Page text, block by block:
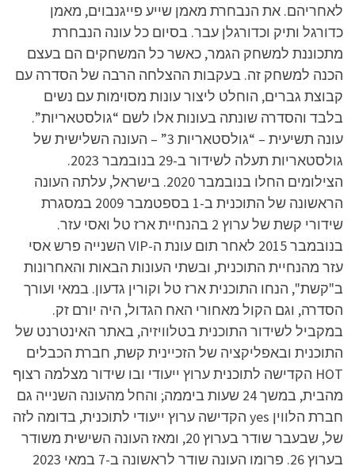
לאחריהם. את הנבחרת מאמן שייע פייגנבוים, מאמן
כדורגל ותיק וכדורגלן עבר. בסיום כל עונה הנבחרת
מתכוננת למשחק הגמר, כאשר כל המשחקים הם בעצם
הכנה למשחק זה. בעקבות ההצלחה הרבה של הסדרה עם
קבוצת גברים, הוחלט ליצור עונות מסוימות עם נשים
בלבד והסדרה שונתה בעונות אלו לשם “גולסטאריות”.
עונה תשיעית – “גולסטאריות 3” – העונה השלישית של
גולסטאריות תעלה לשידור ב-29 בנובמבר 2023.
הצילומים החלו בנובמבר 2020. בישראל, עלתה העונה
הראשונה של התוכנית ב-1 בספטמבר 2009 במסגרת
שידורי קשת של ערוץ 2 בהנחיית ארז טל ואסי עזר.
בנובמבר 2015 לאחר תום עונת ה-VIP השנייה פרש אסי
עזר מהנחיית התוכנית, ובשתי העונות הבאות והאחרונות
ב"קשת", הנחו התוכנית ארז טל וקורין גדעון. במאי ועורך
הסדרה, וגם הקול מאחורי האח הגדול, היה יורם זק.
במקביל לשידור התוכנית בטלוויזיה, באתר האינטרנט של
התוכנית ובאפליקציה של הזכיינית קשת, חברת הכבלים
HOT הקדישה לתוכנית ערוץ ייעודי ובו שידור מצלמה רצוף
מהבית, במשך 24 שעות ביממה; והחל מהעונה השנייה גם
חברת הלווין yes הקדישה ערוץ ייעודי לתוכנית, בדומה לזה
של, שבעבר שודר בערוץ 20, ומאז העונה השישית משודר
בערוץ 26. פרומו העונה שודר לראשונה ב-7 במאי 2023